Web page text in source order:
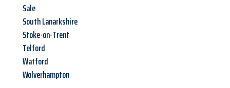
Sale
South Lanarkshire
Stoke-on-Trent
Telford
Watford
Wolverhampton